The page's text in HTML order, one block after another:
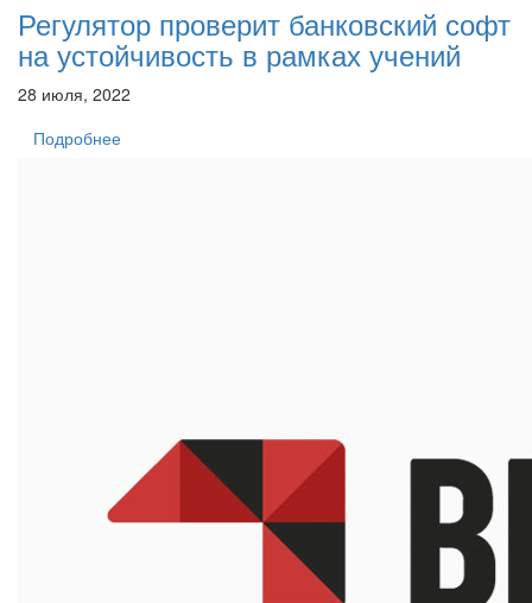
Регулятор проверит банковский софт
на устойчивость в рамках учений
28 июля, 2022
Подробнее